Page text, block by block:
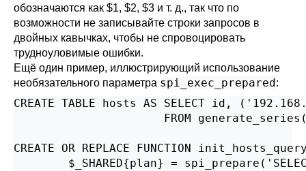
обозначаются как $1, $2, $3 и т. д., так что по
возможности не записывайте строки запросов в
двойных кавычках, чтобы не спровоцировать
трудноуловимые ошибки.
Ещё один пример, иллюстрирующий использование
необязательного параметра spi_exec_prepared:
CREATE TABLE hosts AS SELECT id,
FROM
CREATE OR REPLACE FUNCTION
$_SHARED{plan} =